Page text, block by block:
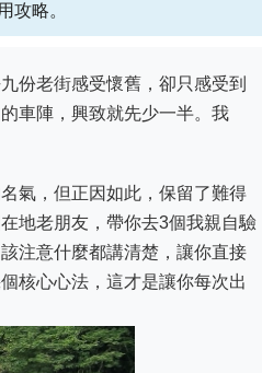
攻略。
份老街感受懷舊，卻只感受到
車陣，興致就先少一半。我
氣，但正因如此，保留了難得
地老朋友，帶你去3個我親自驗
注意什麼都講清楚，讓你直接
核心心法，這才是讓你每次出